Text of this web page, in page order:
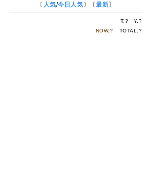
〔 人気/今日人気〕〔最新〕
T. ? Y. ?
NOW.? TOTAL. ?